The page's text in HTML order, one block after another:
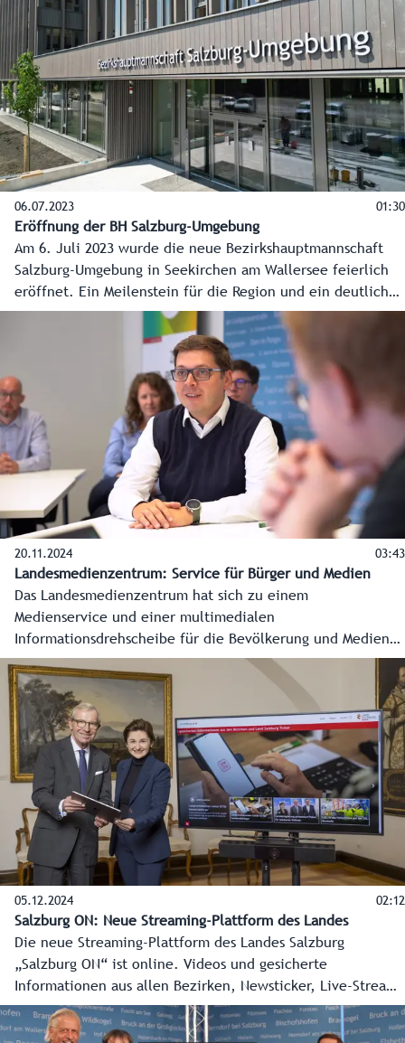
Katschthaler-Platz 1 in 5201 Seekirchen am Wallersee
verlegt. Sie können den Bürgerinnen und Bürgern nun
modernsten Service und so manchen Komfort bieten.
06.07.2023 01:30
Eröffnung der BH Salzburg-Umgebung
Am 6. Juli 2023 wurde die neue Bezirkshauptmannschaft
Salzburg-Umgebung in Seekirchen am Wallersee feierlich
eröffnet. Ein Meilenstein für die Region und ein deutlich
sichtbares Zeichen der Dezentralisierung in der
20.11.2024 03:43
Landesmedienzentrum: Service für Bürger und Medien
Das Landesmedienzentrum hat sich zu einem
Medienservice und einer multimedialen
Informationsdrehscheibe für die Bevölkerung und Medien
entwickelt. Damit sind die Salzburgerinnen und Salzburger
jederzeit gesichert, verlässlich und zeitnahe informiert.
Das alles in Krisenzeiten, bei Wahlen oder internationalen
Ereignissen in Salzburg, aber auch im Alltag. Hand in Hand
arbeitet die Redaktion dabei mit den anderen
Fachbereichen Marketing und Internet zusammen. Dreh
und Angelpunkt der Kommunikation sind die
Landeswebsite, die Land Salzburg App inklusive
Sofortnachrichten für die Bezirke und auch der Land
Salzburg Ticker sowie die Social-Media-Kanäle des Landes.
05.12.2024 02:12
Salzburg ON: Neue Streaming-Plattform des Landes
Die neue Streaming-Plattform des Landes Salzburg
„Salzburg ON“ ist online. Videos und gesicherte
Informationen aus allen Bezirken, Newsticker, Live-Streams
und vieles mehr zeigen die ganze Vielfalt des Landes
Salzburg. Landeshauptmann Wilfried Haslauer und